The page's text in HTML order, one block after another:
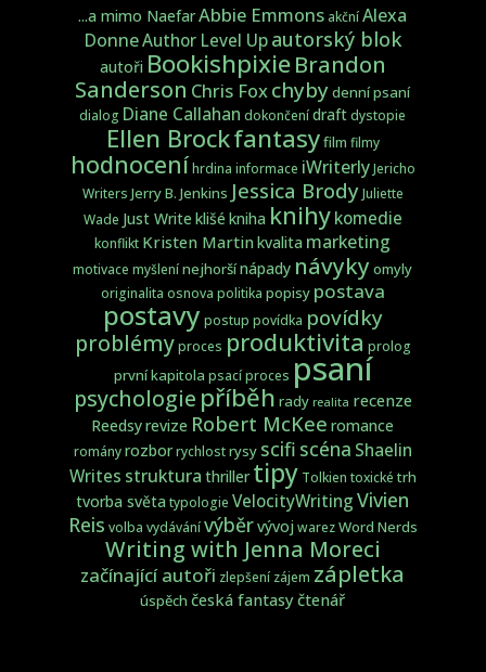
...a mimo NaefarAbbie Emmons akční Alexa
DonneAuthor Level Upautorský blok
autoři BookishpixieBrandon
Sanderson Chris Foxchybydenní psaní
dialog Diane Callahan dokončení draft dystopie
Ellen Brockfantasyfilm filmy
hodnoceníhrdina informace iWriterlyJericho
Writers Jerry B. Jenkins Jessica BrodyJuliette
Wade Just Write klišé kniha knihykomedie
konflikt Kristen Martinkvalita marketing
motivace myšlení nejhoršínápady návyky omyly
originalita osnova politika popisy postava
postavy postup povídka povídky
problémyproces produktivita prolog
první kapitola psací proces psaní
psychologie příběh rady realita recenze
Reedsyrevize Robert McKee romance
rományrozborrychlostrysy scifi scéna Shaelin
Writes struktura thriller tipy Tolkien toxické trh
tvorba světa typologie VelocityWriting Vivien
Reis volba vydávánívýběrvývoj warezWord Nerds
Writing with Jenna Moreci
začínající autoři zlepšení zájem zápletka
úspěch česká fantasyčtenář